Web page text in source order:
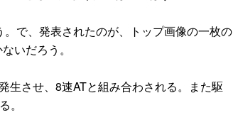
で、発表されたのが、トップ画像の一枚の
いだろう。
生させ、8速ATと組み合わされる。また駆
。